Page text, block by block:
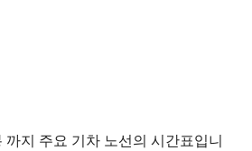
지 주요 기차 노선의 시간표입니